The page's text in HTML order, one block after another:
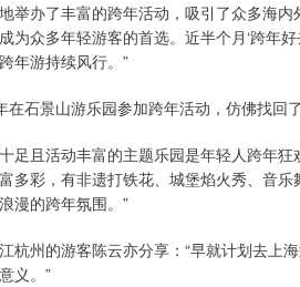
举办了丰富的跨年活动，吸引了众多海
为众多年轻游客的首选。近半个月‘跨年
年游持续风行。”
在石景山游乐园参加跨年活动，仿佛找回
足且活动丰富的主题乐园是年轻人跨年
多彩，有非遗打铁花、城堡焰火秀、音
漫的跨年氛围。”
杭州的游客陈云亦分享：“早就计划去上
义。”